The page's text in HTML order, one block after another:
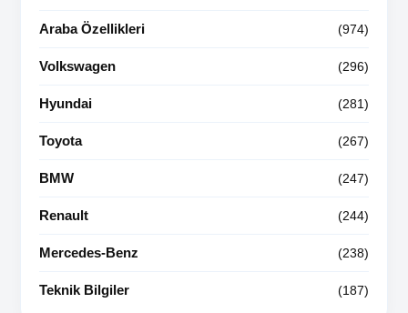
Araba Özellikleri (974)
Volkswagen (296)
Hyundai (281)
Toyota (267)
BMW (247)
Renault (244)
Mercedes-Benz (238)
Teknik Bilgiler (187)